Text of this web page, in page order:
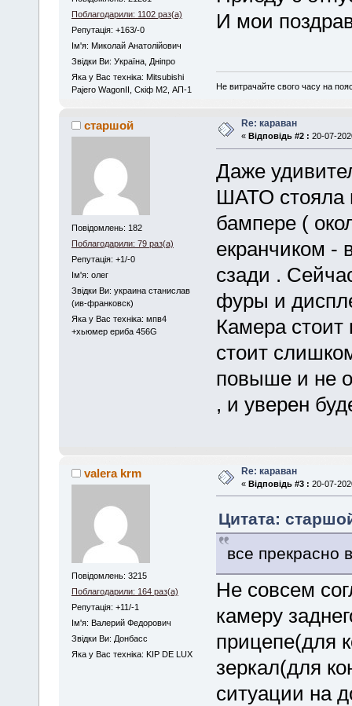
Поблагодарили: 1102 раз(а)
Репутація: +163/-0
Iм'я: Миколай Анатолійович
Звідки Ви: Україна, Дніпро
Яка у Вас техніка: Mitsubishi
Pajero WagonII, Скіф М2, АП-1
И мои
Не витрачайте свого часу на
старшой
Повідомлень: 182
Поблагодарили: 79 раз(а)
Репутація: +1/-0
Iм'я: олег
Звідки Ви: украина станислав
(ив-франковск)
Яка у Вас техніка: мпв4
+хьюмер ериба 456G
Re: караван
« Відповідь #2 : 20-07-
Даже
ШАТО стояла
бампере (
екранчиком -
сзади .
фуры и
Камера
стоит
повыше и не
, и уверен
valera krm
Повідомлень: 3215
Поблагодарили: 164 раз(а)
Репутація: +11/-1
Iм'я: Валерий Федорович
Звідки Ви: Донбасс
Яка у Вас техніка: KIP DE LUX
Re: караван
« Відповідь #3 : 20-07-
Цитата:
все прекрасно
Не совсем
камеру
прицепе(для
зеркал(для
ситуации на